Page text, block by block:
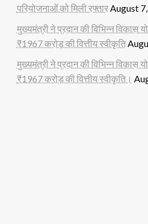
परियोजनाओं को मिली रफ्तारAugust
मुख्यमंत्री ने प्रदान की विभिन्न विकास
₹1967 करोड़ की वित्तीय स्वीकृति
मुख्यमंत्री ने प्रदान की विभिन्न विकास
₹1967 करोड़ की वित्तीय स्वीकृति।